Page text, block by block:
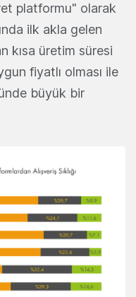
platformu" olarak
ilk akla gelen
kısa üretim süresi
fiyatlı olması ile
büyük bir